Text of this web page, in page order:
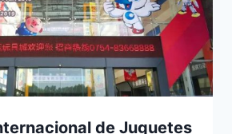
de Juguetes